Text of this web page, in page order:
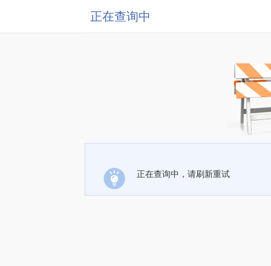
正在查询中
正在查询中，请刷新重试